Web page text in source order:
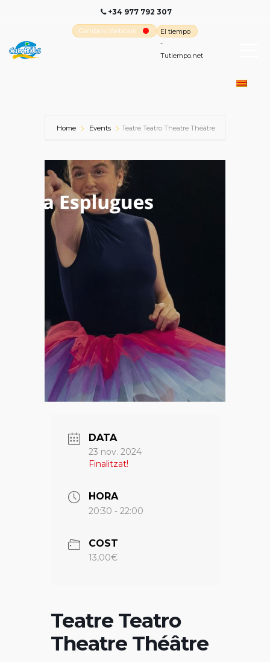
+34 977 792 307
Cambrils Webcam
El tiempo
-
Tutiempo.net
Home Events Teatre Teatro Theatre Théâtre
DATA
23 nov. 2024
Finalitzat!
HORA
20:30 - 22:00
COST
13,00€
Teatre Teatro
Theatre Théâtre